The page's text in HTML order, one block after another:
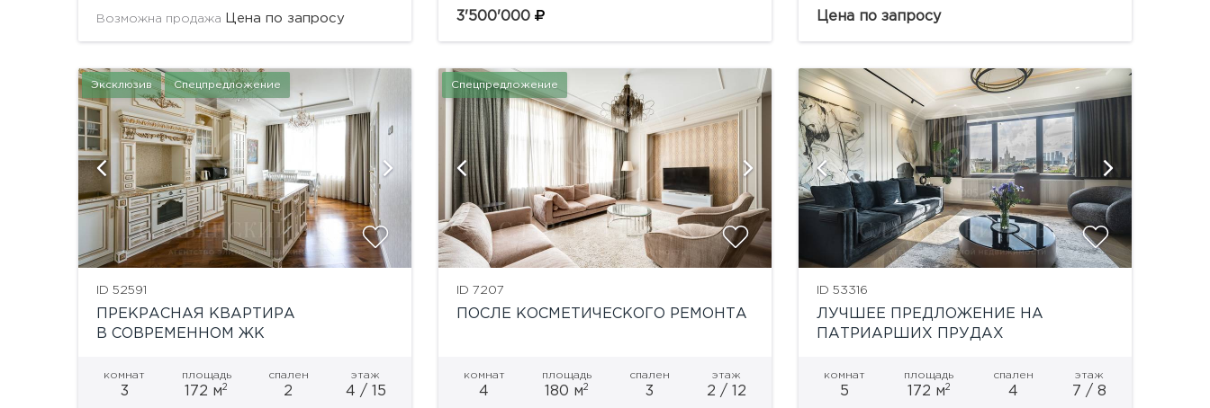
столовая, гостиная, 4 спальни, 4 санузла, 4...
Возможна продажа Цена по запросу
после...
3'500'000
предусмотрено: просторная гостиная
Цена по запросу
Эксклюзив Спецпредложение
ID 52591
ПРЕКРАСНАЯ КВАРТИРА
В СОВРЕМЕННОМ ЖК
комнат
3
площадь
172 м2
спален
2
этаж
4 / 15
показать ещё 23 фотографии
Спецпредложение
ID 7207
ПОСЛЕ КОСМЕТИЧЕСКОГО РЕМОНТА
комнат
4
площадь
180 м2
спален
3
этаж
2 / 12
показать ещё 55 фотографий
ID 53316
ЛУЧШЕЕ ПРЕДЛОЖЕНИЕ НА
ПАТРИАРШИХ ПРУДАХ
комнат
5
площадь
172 м2
спален
4
этаж
7 / 8